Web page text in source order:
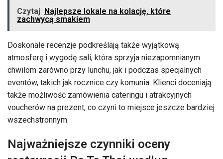
Czytaj Najlepsze lokale na kolację, które
zachwycą smakiem
Doskonałe recenzje podkreślają także wyjątkową
atmosferę i wygodę sali, która sprzyja niezapomnianym
chwilom zarówno przy lunchu, jak i podczas specjalnych
eventów, takich jak rocznice czy komunia. Klienci doceniają
także możliwość zamówienia cateringu i atrakcyjnych
voucherów na prezent, co czyni to miejsce jeszcze bardziej
wszechstronnym.
Najważniejsze czynniki oceny